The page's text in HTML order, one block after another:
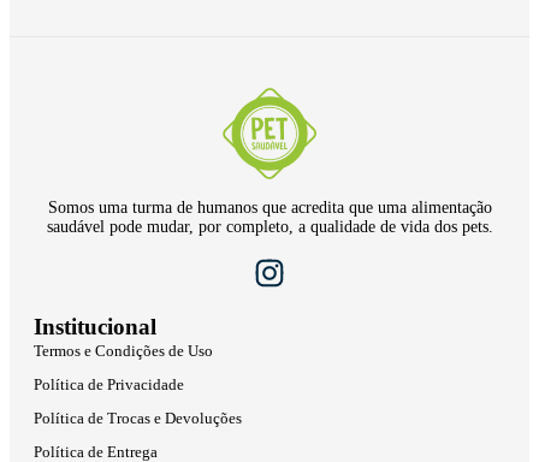
Somos uma turma de humanos que acredita que uma alimentação
saudável pode mudar, por completo, a qualidade de vida dos pets.
Institucional
Termos e Condições de Uso
Política de Privacidade
Política de Trocas e Devoluções
Política de Entrega